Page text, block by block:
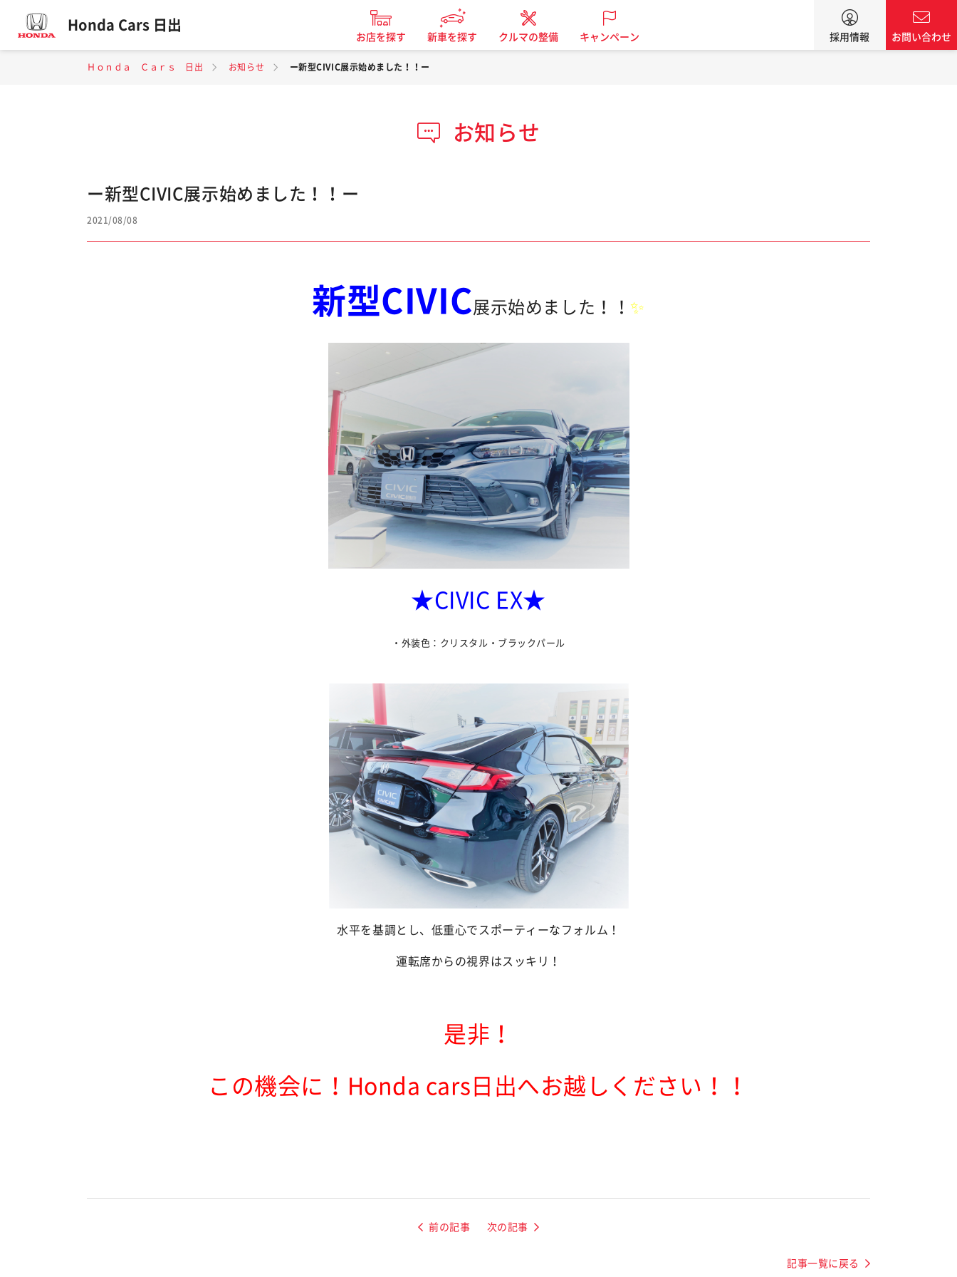
Honda Cars 日出
お店を探す 新車を探す クルマの整備 キャンペーン 採用情報 お問い合わせ
Ｈｏｎｄａ Ｃａｒｓ 日出 お知らせ ー新型CIVIC展示始めました！！ー
お知らせ
ー新型CIVIC展示始めました！！ー
2021/08/08
新型CIVIC展示始めました！！ ✨
★CIVIC EX★
・外装色：クリスタル・ブラックパール
水平を基調とし、低重心でスポーティーなフォルム！
運転席からの視界はスッキリ！
是非！
この機会に！Honda cars日出へお越しください！！
前の記事 次の記事
記事一覧に戻る